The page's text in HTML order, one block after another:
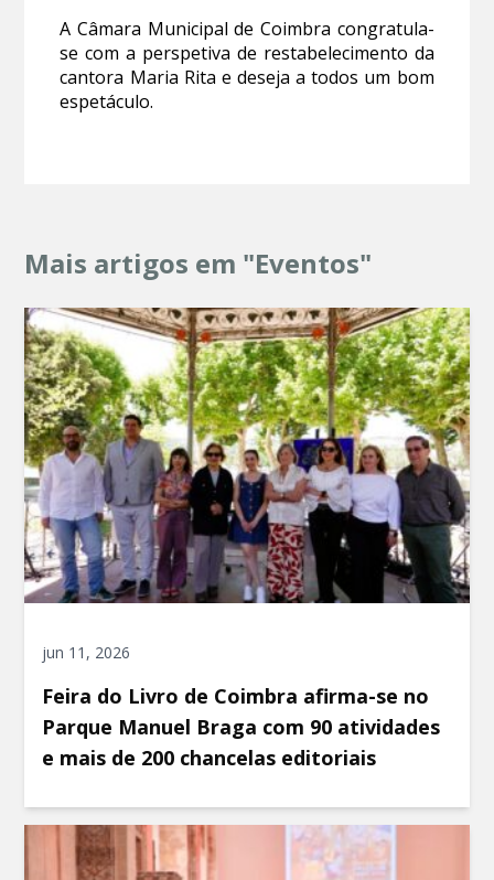
A Câmara Municipal de Coimbra congratula-
se com a perspetiva de restabelecimento da
cantora Maria Rita e deseja a todos um bom
espetáculo.
Mais artigos em "Eventos"
jun 11, 2026
Feira do Livro de Coimbra afirma-se no
Parque Manuel Braga com 90 atividades
e mais de 200 chancelas editoriais